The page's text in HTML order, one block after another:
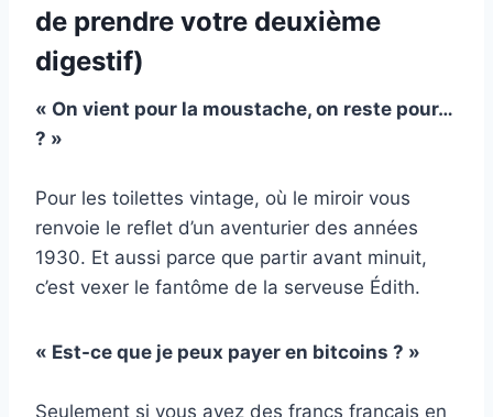
de prendre votre deuxième
digestif)
« On vient pour la moustache, on reste pour…
? »
Pour les toilettes vintage, où le miroir vous
renvoie le reflet d’un aventurier des années
1930. Et aussi parce que partir avant minuit,
c’est vexer le fantôme de la serveuse Édith.
« Est-ce que je peux payer en bitcoins ? »
Seulement si vous avez des francs français en